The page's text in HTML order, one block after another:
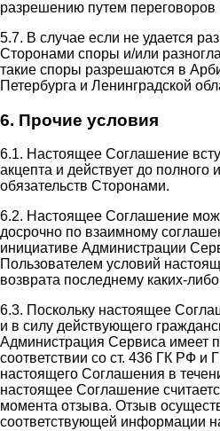
разрешению путем переговоров
5.7. В случае если не удается
Сторонами споры и/или
такие споры разрешаются в
Петербурга и Ленинградской
6. Прочие условия
6.1. Настоящее Соглашение
акцепта и действует до полного
обязательств Сторонами.
6.2. Настоящее Соглашение
досрочно по взаимному
инициативе Администрации
Пользователем условий
возврата последнему каких-
6.3. Поскольку настоящее
и в силу действующего
Администрация Сервиса имеет
соответствии со ст. 436 ГК РФ и
настоящего Соглашения в
настоящее Соглашение
момента отзыва. Отзыв
соответствующей информации